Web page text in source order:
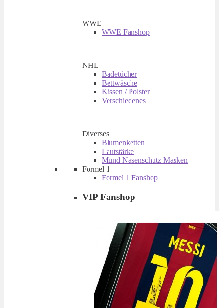
WWE
WWE Fanshop
NHL
Badetücher
Bettwäsche
Kissen / Polster
Verschiedenes
Diverses
Blumenketten
Lautstärke
Mund Nasenschutz Masken
Formel 1
Formel 1 Fanshop
VIP Fanshop